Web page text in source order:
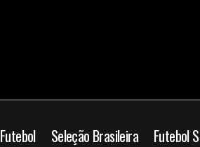
Futebol Seleção Brasileira Futebol